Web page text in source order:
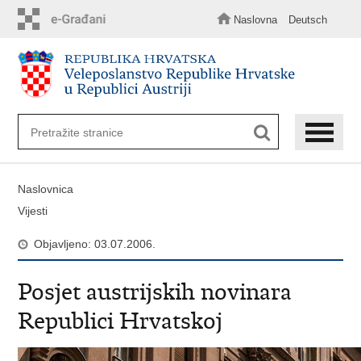
sadržaj
Naslovna Deutsch
Naslovnica
Vijesti
Objavljeno: 03.07.2006.
Posjet austrijskih novinara
Republici Hrvatskoj